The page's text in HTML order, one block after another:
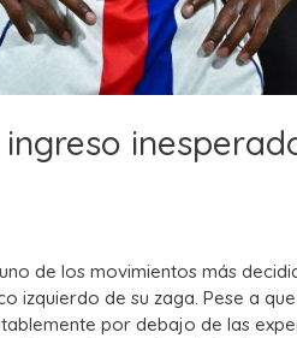
de los movimientos más
izquierdo de su zaga. Pese a
por debajo de las